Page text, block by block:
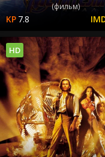
(фильм)
7.8
HD